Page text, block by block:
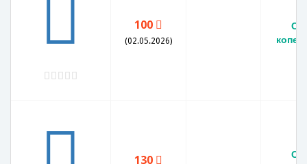
100
(02.05.2026)
130